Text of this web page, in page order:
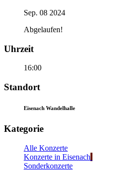
Sep. 08 2024
Abgelaufen!
Uhrzeit
16:00
Standort
Eisenach Wandelhalle
Kategorie
Alle Konzerte
Konzerte in Eisenach
Sonderkonzerte